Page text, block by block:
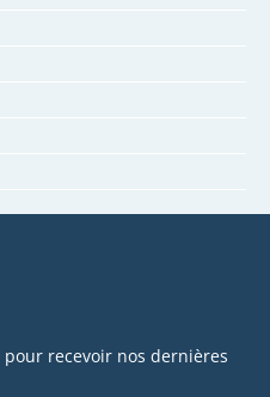
recevoir nos dernières